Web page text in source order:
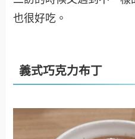
也很好吃。
義式巧克力布丁